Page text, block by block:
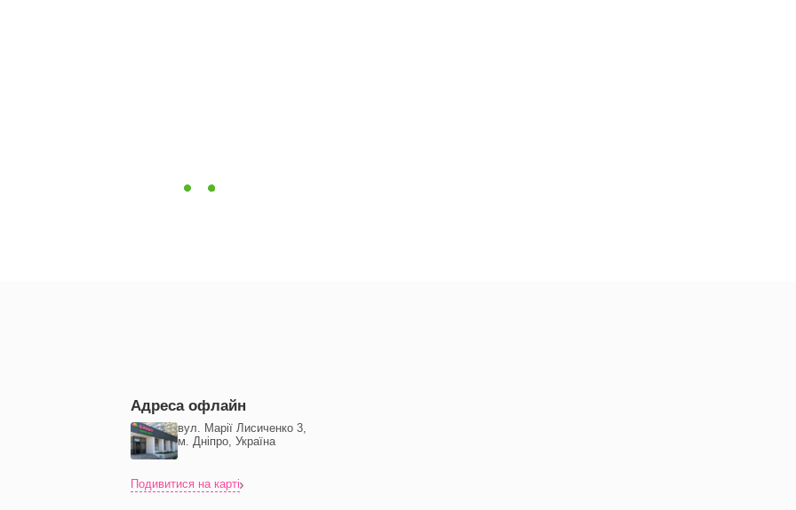
Адреса офлайн
вул. Марії Лисиченко 3,
м. Дніпро, Україна
Подивитися на карті